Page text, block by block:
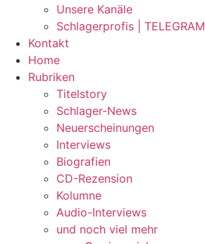
Unsere Kanäle
Schlagerprofis | TELEGRAM
Kontakt
Home
Rubriken
Titelstory
Schlager-News
Neuerscheinungen
Interviews
Biografien
CD-Rezension
Kolumne
Audio-Interviews
und noch viel mehr